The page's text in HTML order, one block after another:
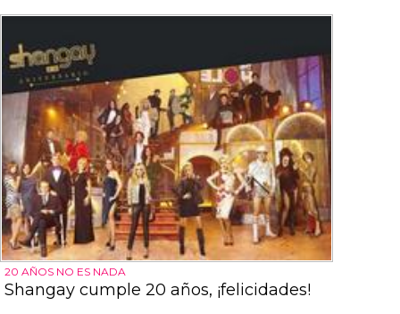
20 AÑOS NO ES NADA
Shangay cumple 20 años, ¡felicidades!